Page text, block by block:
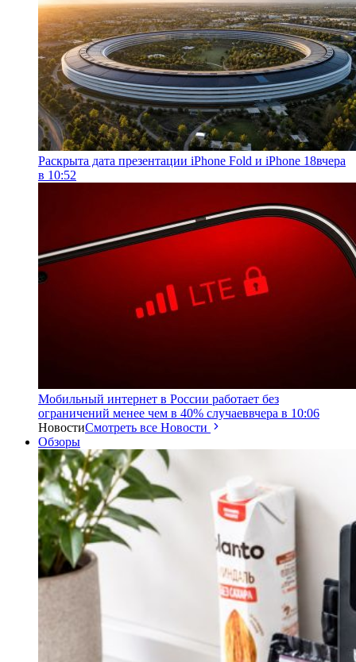
Раскрыта дата презентации iPhone Fold и iPhone 18вчера
в 10:52
Мобильный интернет в России работает без
ограничений менее чем в 40% случаеввчера в 10:06
НовостиСмотреть все Новости
Обзоры